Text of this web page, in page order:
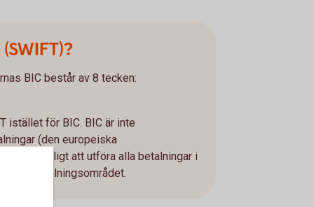
BIC består av 8 tecken:
istället för BIC. BIC är inte
(den europeiska
det möjligt att utföra alla betalningar i
eurobetalningsområdet.